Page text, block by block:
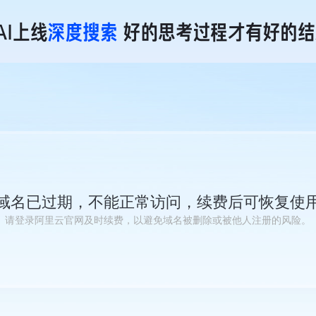
名已过期，不能正常访问，续费后可恢复使
请登录阿里云官网及时续费，以避免域名被删除或被他人注册的风险。